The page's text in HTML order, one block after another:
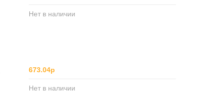
Нет в наличии
673.04р
Нет в наличии